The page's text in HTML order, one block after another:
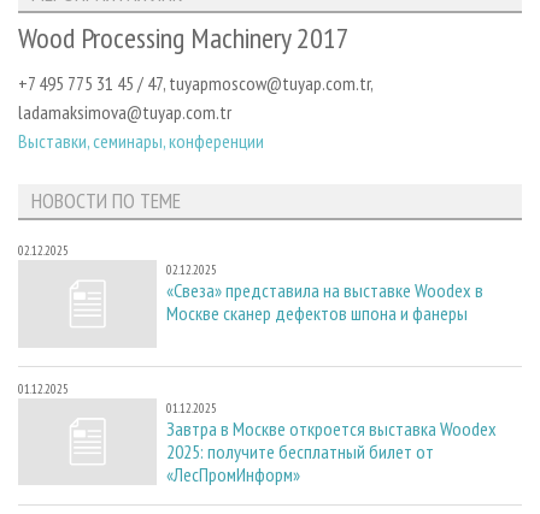
ЛЕСОЗАГОТОВКА
ЛЕСОПИЛЕНИЕ
ДЕРЕВООБРАБОТКА
СУШКА ДРЕВЕСИНЫ
ДЕРЕВЯННОЕ ДОМОСТРОЕНИЕ
ПРОИЗВОДСТВО МЕБЕЛИ
БИОЭНЕРГЕТИКА
ИНСТРУМЕНТ И МАТЕРИАЛЫ
НОВОСТИ ЛПК
НОВОСТИ ЖУРНАЛА
НОВОСТИ КОМПАНИЙ
АНАЛИТИКА
ПРЕДПРИЯТИЯ ЛПК
ЛЕСНЫЕ РЕГИОНЫ РОССИИ
ПЕРСОНЫ
ОФИЦИАЛЬНЫЕ ДЕЛЕГАЦИИ
ПРИОРИТЕТНЫЕ ИНВЕСТПРОЕКТЫ
RUSSIAN FORESTRY REVIEW
ГАЗЕТА ЛЕСПРОМФОРУМ
БИБЛИОТЕКА СПЕЦИАЛИСТА
АРХИВ
АРХИВ ЖУРНАЛОВ
СТАТЬИ
ПОДПИСКА
КОНТАКТЫ
РЕКЛАМОДАТЕЛЯМ
РЕКЛАМА
Wood Processing Machinery 2017
+7 495 775 31 45 / 47, tuyapmoscow@tuyap.com.tr,
ladamaksimova@tuyap.com.tr
Выставки, семинары, конференции
НОВОСТИ ПО ТЕМЕ
02.12.2025
02.12.2025
«Свеза» представила на выставке Woodex в
Москве сканер дефектов шпона и фанеры
01.12.2025
01.12.2025
Завтра в Москве откроется выставка Woodex
2025: получите бесплатный билет от
«ЛесПромИнформ»